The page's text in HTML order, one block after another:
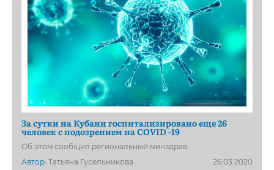
За сутки на Кубани госпитализировано еще 26
человек с подозрением на COVID -19
Об этом сообщил региональный минздрав
Автор: Татьяна Гусельникова
26.03.2020